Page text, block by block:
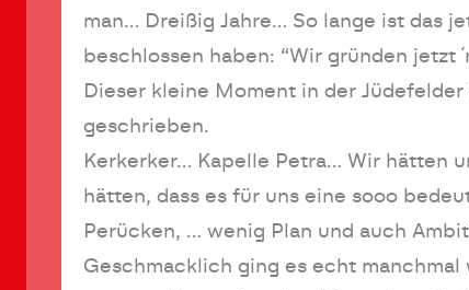
man… Dreißig Jahre… So lange ist das
beschlossen haben: “Wir gründen jetzt
Dieser kleine Moment in der
geschrieben.
Kerkerker… Kapelle Petra… Wir hätten
hätten, dass es für uns eine sooo
Perücken, … wenig Plan und auch
Geschmacklich ging es echt